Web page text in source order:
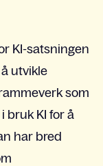
KI-satsningen
utvikle
som
bruk KI for å
har bred